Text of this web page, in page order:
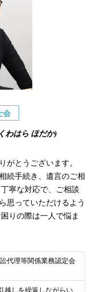
会
わはら ほだか)
がとうございます。
続手続き、遺言のご相
寧な対応で、ご相談
思っていただけるよう
りの際は一人で悩ま
代理等関係業務認定会
越しを繰返しながらい